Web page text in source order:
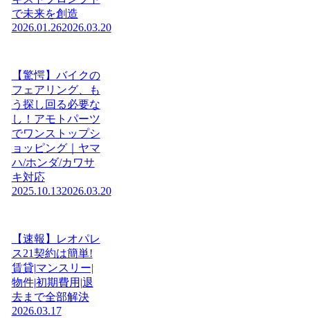
で未来を創造
2026.01.262026.03.20
【驚愕】バイクの
フェアリング、も
う探し回る必要な
し！アモトパーツ
でワンストップシ
ョッピング｜ヤマ
ハ/ホンダ/カワサ
キ対応
2025.10.132026.03.20
【速報】レオパレ
ス21契約は簡単!
賃貸|マンスリー|
物件|初期費用|退
去まで全部解決
2026.03.17